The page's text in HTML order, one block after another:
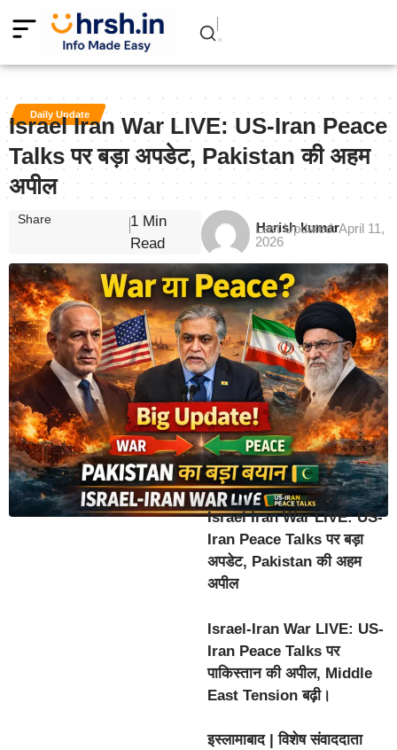
Daily Update
Israel Iran War LIVE: US-Iran Peace
Talks पर बड़ा अपडेट, Pakistan की अहम
अपील
Harish kumar
Last Updated: April 11,
2026
Share
1 Min
Read
Israel Iran War LIVE: US-
Iran Peace Talks पर बड़ा
अपडेट, Pakistan की अहम
अपील
Israel-Iran War LIVE: US-
Iran Peace Talks पर
पाकिस्तान की अपील, Middle
East Tension बढ़ी।
इस्लामाबाद | विशेष संवाददाता